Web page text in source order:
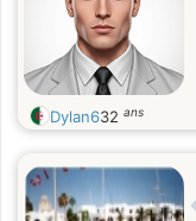
Dylan632 ans